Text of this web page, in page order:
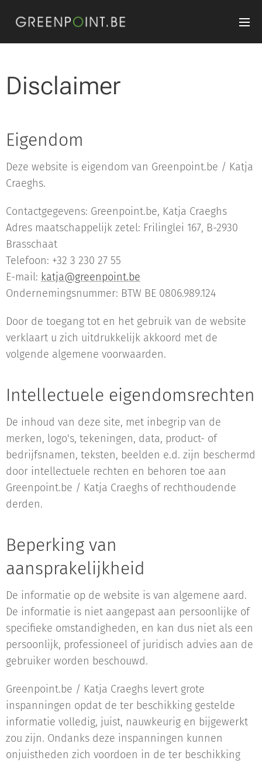
Disclaimer
Eigendom
Deze website is eigendom van Greenpoint.be / Katja
Craeghs.
Contactgegevens: Greenpoint.be, Katja Craeghs
Adres maatschappelijk zetel: Frilinglei 167, B-2930
Brasschaat
Telefoon: +32 3 230 27 55
E-mail: katja@greenpoint.be
Ondernemingsnummer: BTW BE 0806.989.124
Door de toegang tot en het gebruik van de website
verklaart u zich uitdrukkelijk akkoord met de
volgende algemene voorwaarden.
Intellectuele eigendomsrechten
De inhoud van deze site, met inbegrip van de
merken, logo's, tekeningen, data, product- of
bedrijfsnamen, teksten, beelden e.d. zijn beschermd
door intellectuele rechten en behoren toe aan
Greenpoint.be / Katja Craeghs of rechthoudende
derden.
Beperking van
aansprakelijkheid
De informatie op de website is van algemene aard.
De informatie is niet aangepast aan persoonlijke of
specifieke omstandigheden, en kan dus niet als een
persoonlijk, professioneel of juridisch advies aan de
gebruiker worden beschouwd.
Greenpoint.be / Katja Craeghs levert grote
inspanningen opdat de ter beschikking gestelde
informatie volledig, juist, nauwkeurig en bijgewerkt
zou zijn. Ondanks deze inspanningen kunnen
onjuistheden zich voordoen in de ter beschikking